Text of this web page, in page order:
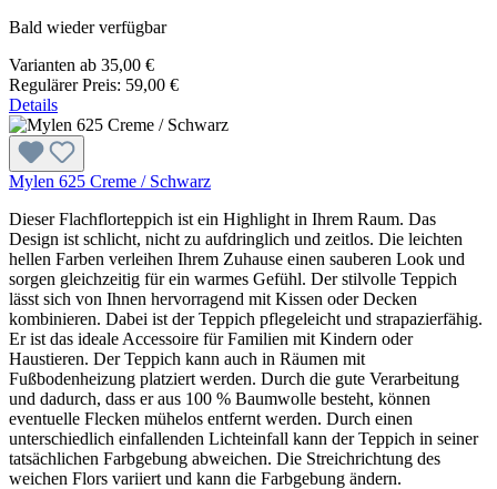
Bald wieder verfügbar
Varianten ab 35,00 €
Regulärer Preis: 59,00 €
Details
Mylen 625 Creme / Schwarz
Dieser Flachflorteppich ist ein Highlight in Ihrem Raum. Das
Design ist schlicht, nicht zu aufdringlich und zeitlos. Die leichten
hellen Farben verleihen Ihrem Zuhause einen sauberen Look und
sorgen gleichzeitig für ein warmes Gefühl. Der stilvolle Teppich
lässt sich von Ihnen hervorragend mit Kissen oder Decken
kombinieren. Dabei ist der Teppich pflegeleicht und strapazierfähig.
Er ist das ideale Accessoire für Familien mit Kindern oder
Haustieren. Der Teppich kann auch in Räumen mit
Fußbodenheizung platziert werden. Durch die gute Verarbeitung
und dadurch, dass er aus 100 % Baumwolle besteht, können
eventuelle Flecken mühelos entfernt werden. Durch einen
unterschiedlich einfallenden Lichteinfall kann der Teppich in seiner
tatsächlichen Farbgebung abweichen. Die Streichrichtung des
weichen Flors variiert und kann die Farbgebung ändern.